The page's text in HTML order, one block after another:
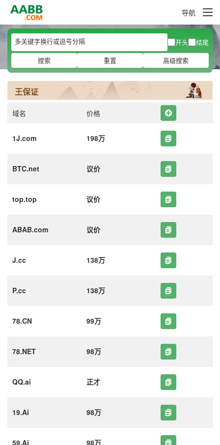
导航
开头
结尾
搜索
重置 高级搜索
王保证
域名 价格
1J.com 198万
BTC.net 议价
top.top 议价
ABAB.com 议价
J.cc 138万
P.cc 138万
78.CN 99万
78.NET 98万
QQ.ai 正才
19.Ai 98万
59.Ai 98万